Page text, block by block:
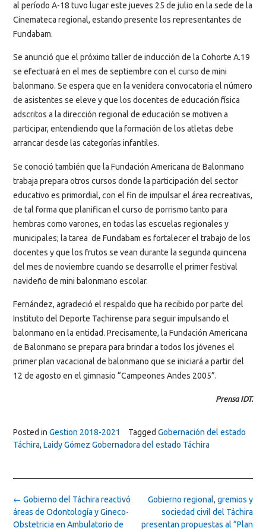
al período A-18 tuvo lugar este jueves 25 de julio en la sede de la
Cinemateca regional, estando presente los representantes de
Fundabam.
Se anunció que el próximo taller de inducción de la Cohorte A.19
se efectuará en el mes de septiembre con el curso de mini
balonmano. Se espera que en la venidera convocatoria el número
de asistentes se eleve y que los docentes de educación física
adscritos a la dirección regional de educación se motiven a
participar, entendiendo que la formación de los atletas debe
arrancar desde las categorías infantiles.
Se conoció también que la Fundación Americana de Balonmano
trabaja prepara otros cursos donde la participación del sector
educativo es primordial, con el fin de impulsar el área recreativas,
de tal forma que planifican el curso de porrismo tanto para
hembras como varones, en todas las escuelas regionales y
municipales; la tarea de Fundabam es fortalecer el trabajo de los
docentes y que los frutos se vean durante la segunda quincena
del mes de noviembre cuando se desarrolle el primer festival
navideño de mini balonmano escolar.
Fernández, agradeció el respaldo que ha recibido por parte del
Instituto del Deporte Tachirense para seguir impulsando el
balonmano en la entidad. Precisamente, la Fundación Americana
de Balonmano se prepara para brindar a todos los jóvenes el
primer plan vacacional de balonmano que se iniciará a partir del
12 de agosto en el gimnasio “Campeones Andes 2005”.
Prensa IDT.
Posted in Gestion 2018-2021 Tagged Gobernación del estado
Táchira, Laidy Gómez Gobernadora del estado Táchira
Post
navigation
Gobierno regional, gremios y
sociedad civil del Táchira
presentan propuestas al “Plan
← Gobierno del Táchira reactivó
áreas de Odontología y Gineco-
Obstetricia en Ambulatorio de